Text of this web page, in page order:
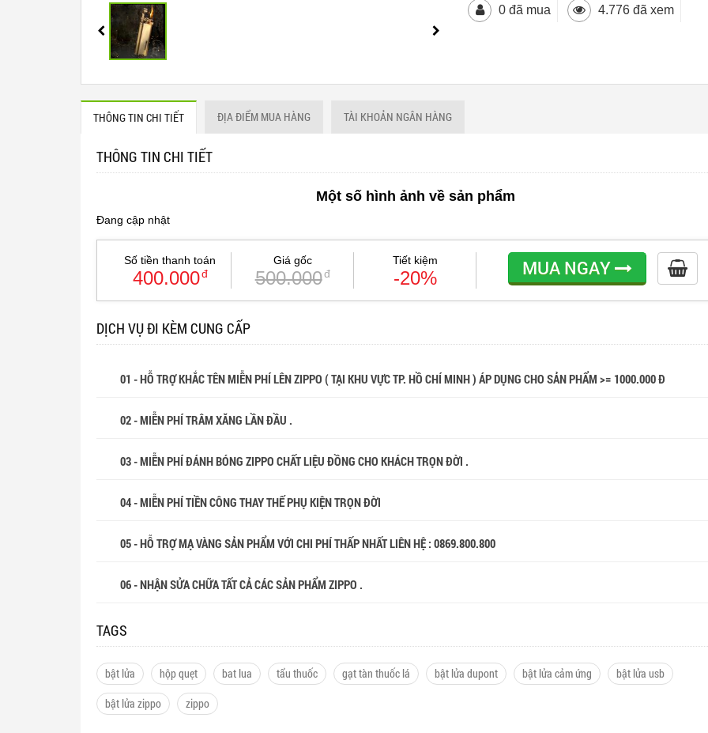
0 đã mua 4.776 đã xem
THÔNG TIN CHI TIẾT ĐỊA ĐIỂM MUA HÀNG TÀI KHOẢN NGÂN HÀNG
THÔNG TIN CHI TIẾT
Một số hình ảnh về sản phẩm
Đang cập nhật
Số tiền thanh toán
400.000đ
Giá gốc
500.000đ
Tiết kiệm
-20% MUA NGAY
DỊCH VỤ ĐI KÈM CUNG CẤP
01 - HỖ TRỢ KHẮC TÊN MIỄN PHÍ LÊN ZIPPO ( TẠI KHU VỰC TP. HỒ CHÍ MINH ) ÁP DỤNG CHO SẢN PHẨM >= 1000.000 Đ
02 - MIỄN PHÍ TRÂM XĂNG LẦN ĐẦU .
03 - MIỄN PHÍ ĐÁNH BÓNG ZIPPO CHẤT LIỆU ĐỒNG CHO KHÁCH TRỌN ĐỜI .
04 - MIỄN PHÍ TIỀN CÔNG THAY THẾ PHỤ KIỆN TRỌN ĐỜI
05 - HỖ TRỢ MẠ VÀNG SẢN PHẨM VỚI CHI PHÍ THẤP NHẤT LIÊN HỆ : 0869.800.800
06 - NHẬN SỬA CHỮA TẤT CẢ CÁC SẢN PHẨM ZIPPO .
TAGS
bật lửa hộp quẹt bat lua tẩu thuốc gạt tàn thuốc lá bật lửa dupont bật lửa cảm ứng
bật lửa usb
bật lửa zippo
zippo